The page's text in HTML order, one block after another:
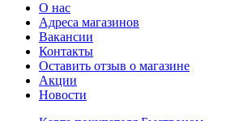
О нас
Адреса магазинов
Вакансии
Контакты
Оставить отзыв о магазине
Акции
Новости